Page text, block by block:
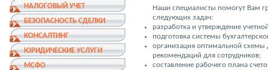
НАЛОГОВЫЙ УЧЕТ
БЕЗОПАСНОСТЬ СДЕЛКИ
КОНСАЛТИНГ
ЮРИДИЧЕСКИЕ УСЛУГИ
МСФО
Наши специалисты помогут Вам
следующих задач:
разработка и утверждение
подготовка системы
организация оптимальной схемы
рекомендаций для сотрудников;
составление рабочего плана